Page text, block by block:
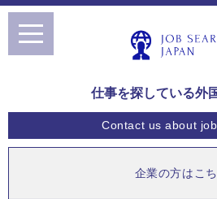
仕事を探している外
Contact usabout
企業の方はこ
toggle
navigation